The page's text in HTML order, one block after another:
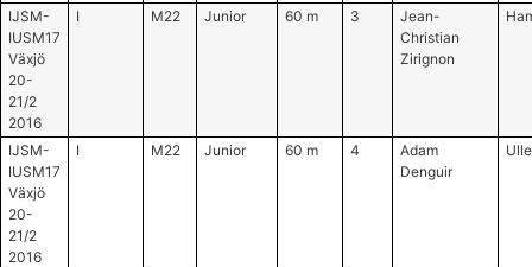
IJSM-
IUSM17
Växjö
20-
21/2
2016
I M22 Junior 60 m 3
Jean-
Christian
Zirignon
IJSM-
IUSM17
Växjö
20-
21/2
2016
I M22 Junior 60 m 4
Adam
Denguir